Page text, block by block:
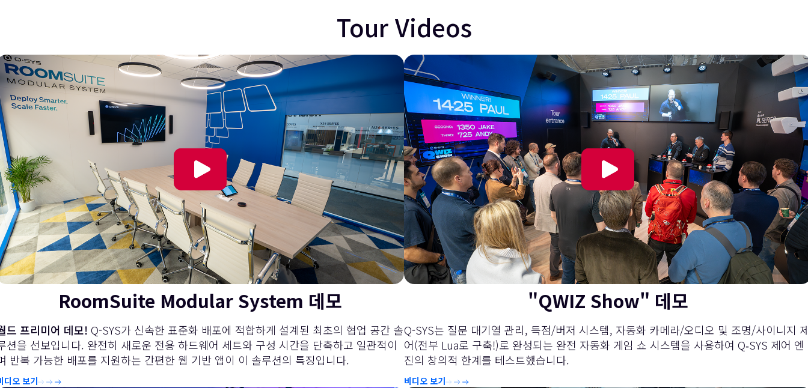
Tour Videos
RoomSuite Modular System 데모
드 프리미어 데모! Q-SYS가 신속한 표준화 배포에 적합하게 설계된 최초의 협업 공간 솔
션을 선보입니다. 완전히 새로운 전용 하드웨어 세트와 구성 시간을 단축하고 일관적이
반복 가능한 배포를 지원하는 간편한 웹 기반 앱이 이 솔루션의 특징입니다.
디오 보기
"QWIZ Show" 데모
Q-SYS는 질문 대기열 관리, 득점/버저 시스템, 자동화 카메라/오디오 및 조명/사이니지
어(전부 Lua로 구축!)로 완성되는 완전 자동화 게임 쇼 시스템을 사용하여 Q‑SYS 제어 엔
진의 창의적 한계를 테스트했습니다.
비디오 보기